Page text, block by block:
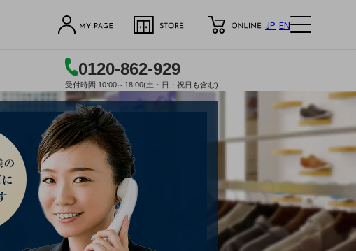
JP EN
0120-862-929
受付時間:10:00～18:00(土・日・祝日も含む)